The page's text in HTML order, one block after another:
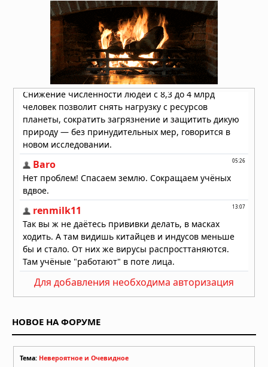
01.08.2026 в 15:17
Землетрясение в Италии: магнитуда
4,7 у Неаполя, повреждения и
отключения электроэнергии
01.08.2026 в 09:32
Подводный супервулкан Кикай
заполняется свежей магмой: новое
исследование раскрывает механизм
перезарядки гигантских кальдер
01.08.2026 в 08:30
Необычный торнадо ударил по
одному пригороду Чикаго дважды
распространилось на Грецию и
Великобританию
30.07.2026 в 13:57
Бразилию накрыли мощные
ураганы: пять человек погибли,
тысячи людей не смогли добраться
30.07.2026 в 12:02
Землетрясение в Японии: число
погибших достигло 13, спасатели
ищут выживших
Для добавления необходима авторизация
НОВОЕ НА ФОРУМЕ
Тема: Невероятное и Очевидное